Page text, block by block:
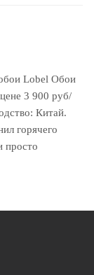
Lobel Обои
3 900 руб/
Китай.
горячего
просто